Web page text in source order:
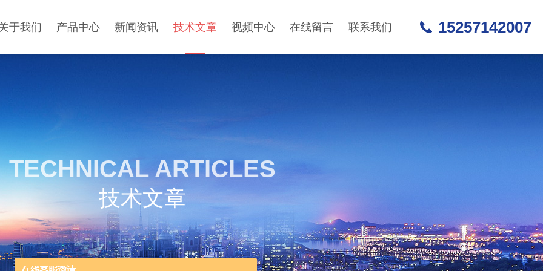
于我们 产品中心 新闻资讯 技术文章 视频中心 在线留言 联系我们 15257142007
TECHNICAL ARTICLES
技术文章